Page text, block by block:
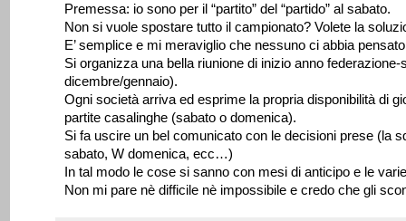
Premessa: io sono per il “partito” del “partido” al sabato.
Non si vuole spostare tutto il campionato? Volete la
E’ semplice e mi meraviglio che nessuno ci abbia
Si organizza una bella riunione di inizio anno federazione-
dicembre/gennaio).
Ogni società arriva ed esprime la propria disponibilità di
partite casalinghe (sabato o domenica).
Si fa uscire un bel comunicato con le decisioni prese (la
sabato, W domenica, ecc…)
In tal modo le cose si sanno con mesi di anticipo e le
Non mi pare nè difficile nè impossibile e credo che gli